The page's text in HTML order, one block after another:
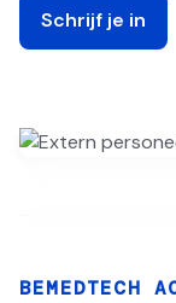
Schrijf je in
BEMEDTECH